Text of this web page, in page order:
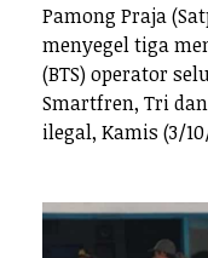
Pamong Praja
menyegel tiga
(BTS) operator
Smartfren, Tri
ilegal, Kamis (3/